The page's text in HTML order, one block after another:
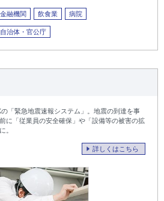
金融機関 飲食業 病院
自治体・官公庁
「緊急地震速報システム」。地震の到達を事
に「従業員の安全確保」や「設備等の被害の拡
。
詳しくはこちら